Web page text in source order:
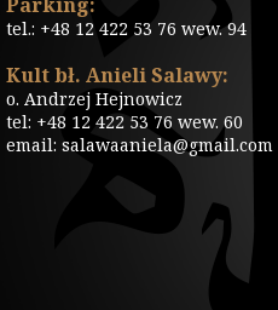
tel.: +48 12 422 53 76 wew. 94
Kult bł. Anieli Salawy:
o. Andrzej Hejnowicz
tel: +48 12 422 53 76 wew. 60
email: salawaaniela@gmail.com